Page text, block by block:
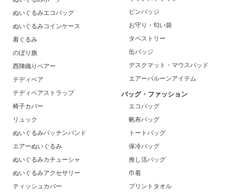
ぬいぐるみエコバッグ
ぬいぐるみコインケース
着ぐるみ
のぼり旗
西陣織りベアー
テディベア
テディベアストラップ
椅子カバー
リュック
ぬいぐるみパッチンバンド
エアーぬいぐるみ
ぬいぐるみカチューシャ
ぬいぐるみアクセサリー
ティッシュカバー
ピンバッジ
お守り・匂い袋
タペストリー
缶バッジ
デスクマット・マウスパッド
エアーバルーンアイテム
バッグ・ファッション
エコバッグ
帆布バッグ
トートバッグ
保冷バッグ
推し活バッグ
巾着
プリントタオル